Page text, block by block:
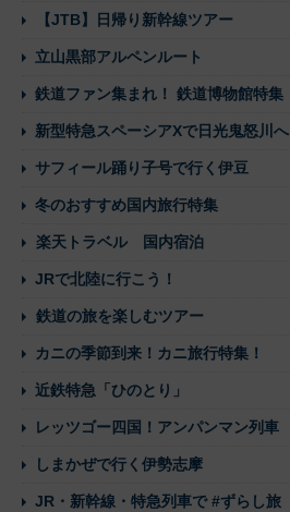
【JTB】日帰り新幹線ツアー
立山黒部アルペンルート
鉄道ファン集まれ！ 鉄道博物館特集
新型特急スペーシアXで日光鬼怒川へ
サフィール踊り子号で行く伊豆
冬のおすすめ国内旅行特集
楽天トラベル 国内宿泊
JRで北陸に行こう！
鉄道の旅を楽しむツアー
カニの季節到来！カニ旅行特集！
近鉄特急「ひのとり」
レッツゴー四国！アンパンマン列車
しまかぜで行く伊勢志摩
JR・新幹線・特急列車で #ずらし旅